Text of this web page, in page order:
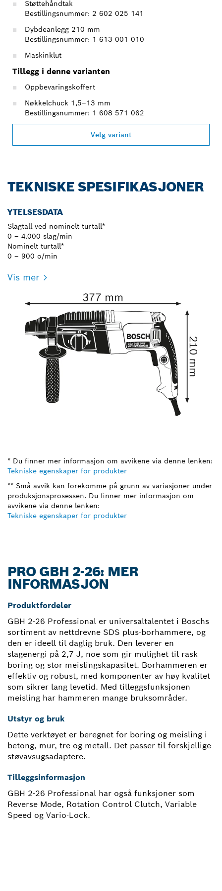
Støttehåndtak
Bestillingsnummer: 2 602 025 141
Dybdeanlegg 210 mm
Bestillingsnummer: 1 613 001 010
Maskinklut
Tillegg i denne varianten
Oppbevaringskoffert
Nøkkelchuck 1,5–13 mm
Bestillingsnummer: 1 608 571 062
Velg variant
TEKNISKE SPESIFIKASJONER
YTELSESDATA
Slagtall ved nominelt turtall*
0 – 4.000 slag/min
Nominelt turtall*
0 – 900 o/min
Vis mer
* Du finner mer informasjon om avvikene via denne lenken:
Tekniske egenskaper for produkter
** Små avvik kan forekomme på grunn av variasjoner under
produksjonsprosessen. Du finner mer informasjon om
avvikene via denne lenken:
Tekniske egenskaper for produkter
PRO GBH 2-26: MER
INFORMASJON
Produktfordeler
GBH 2-26 Professional er universaltalentet i Boschs
sortiment av nettdrevne SDS plus-borhammere, og
den er ideell til daglig bruk. Den leverer en
slagenergi på 2,7 J, noe som gir mulighet til rask
boring og stor meislingskapasitet. Borhammeren er
effektiv og robust, med komponenter av høy kvalitet
som sikrer lang levetid. Med tilleggsfunksjonen
meisling har hammeren mange bruksområder.
Utstyr og bruk
Dette verktøyet er beregnet for boring og meisling i
betong, mur, tre og metall. Det passer til forskjellige
støvavsugsadaptere.
Tilleggsinformasjon
GBH 2-26 Professional har også funksjoner som
Reverse Mode, Rotation Control Clutch, Variable
Speed og Vario-Lock.